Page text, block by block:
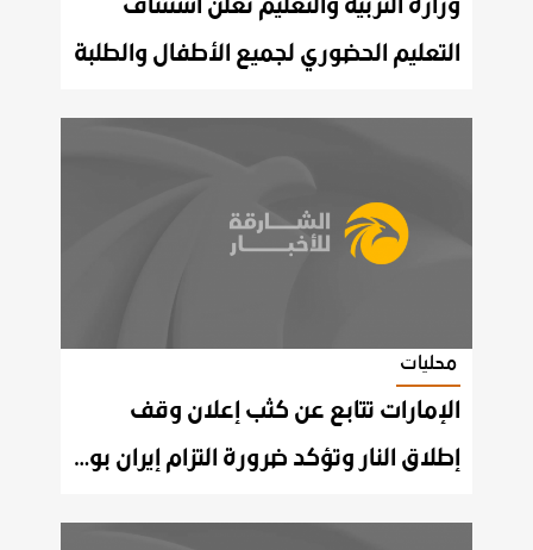
التعليم الحضوري لجميع الأطفال والطلبة
محليات
الإمارات تتابع عن كثب إعلان وقف
إطلاق النار وتؤكد ضرورة التزام إيران بوقف الاعتداءات الإرهابية وضمان حرية الملاحة